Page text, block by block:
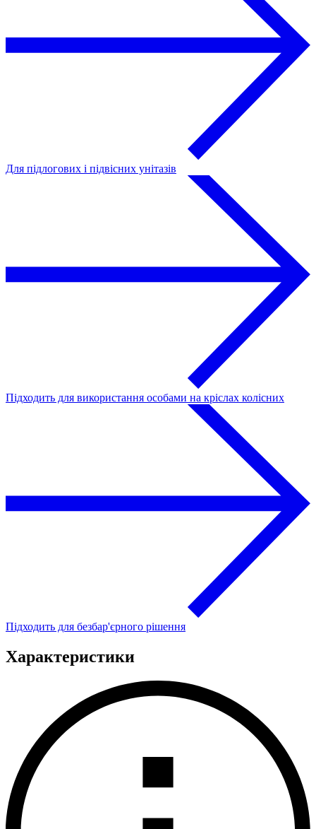
Для підлогових і підвісних унітазів
Підходить для використання особами на кріслах колісних
Підходить для безбар'єрного рішення
Характеристики